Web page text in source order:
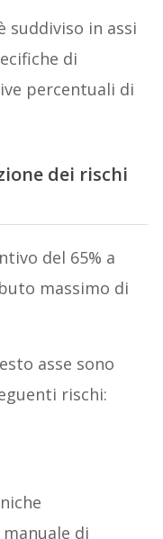
suddiviso in assi
di
percentuali di
dei rischi
del 65% a
massimo di
asse sono
rischi:
di